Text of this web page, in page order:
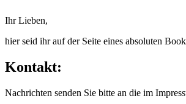
Ihr Lieben,
hier seid ihr auf der Seite eines absoluten
Kontakt:
Nachrichten senden Sie bitte an die im